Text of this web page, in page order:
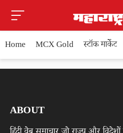
Home MCX Gold स्टॉक मार्केट
ABOUT